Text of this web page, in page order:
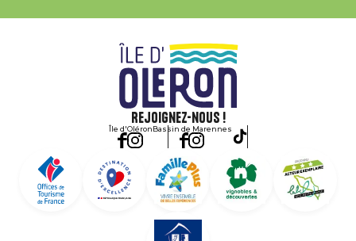
Rejoignez-nous !
Île d'OléronBassin de Marennes